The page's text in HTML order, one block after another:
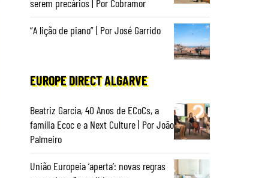
serem precários | Por Cobramor
“A lição de piano” | Por José Garrido
EUROPE DIRECT ALGARVE
Beatriz Garcia, 40 Anos de ECoCs, a
família Ecoc e a Next Culture | Por João
Palmeiro
União Europeia ‘aperta’: novas regras